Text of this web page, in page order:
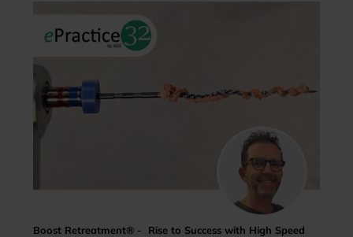
Boost Retreatment® - Rise to Success with High Speed